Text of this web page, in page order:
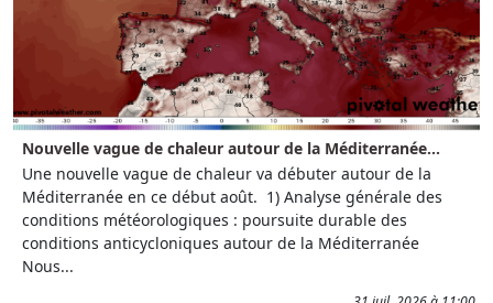
Nouvelle vague de chaleur autour de la Méditerranée...
Une nouvelle vague de chaleur va débuter autour de la
Méditerranée en ce début août. 1) Analyse générale des
conditions météorologiques : poursuite durable des
conditions anticycloniques autour de la Méditerranée
Nous...